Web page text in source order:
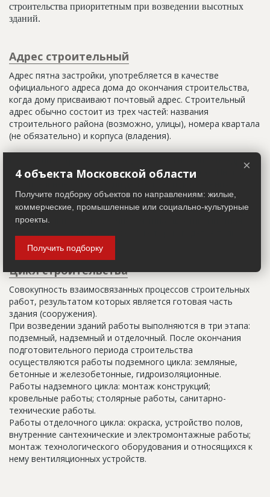
строительства приоритетным при возведении высотных
зданий.
Адрес строительный
Адрес пятна застройки, употребляется в качестве
официального адреса дома до окончания строительства,
когда дому присваивают почтовый адрес. Строительный
адрес обычно состоит из трех частей: названия
строительного района (возможно, улицы), номера квартала
(не обязательно) и корпуса (владения).
Настоящим строительным адресом можно считать адрес,
указанный в правоустанавливающих документах. Иногда
(например, вторая очередь). В официальных документах
должен присутствовать официальный строительный адрес,
а все остальное - это уточнения типа "шестикомнатная
для переговоров.
Цикл строительства
Совокупность взаимосвязанных процессов строительных
работ, результатом которых является готовая часть
здания (сооружения).
При возведении зданий работы выполняются в три этапа:
подземный, надземный и отделочный. После окончания
подготовительного периода строительства
осуществляются работы подземного цикла: земляные,
бетонные и железобетонные, гидроизоляционные.
Работы надземного цикла: монтаж конструкций;
кровельные работы; столярные работы, санитарно-
технические работы.
Работы отделочного цикла: окраска, устройство полов,
внутренние сантехнические и электромонтажные работы;
монтаж технологического оборудования и относящихся к
нему вентиляционных устройств.
×
4 объекта Московской области
Получите подборку объектов по направлениям: жилые,
коммерческие, промышленные или социально-культурные
проекты.
Получить подборку